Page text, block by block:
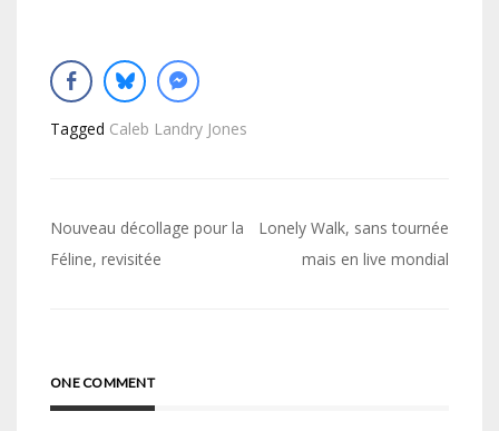
Tagged Caleb Landry Jones
Navigation
de
Nouveau décollage pour la
Féline, revisitée
Lonely Walk, sans tournée
mais en live mondial
ONE COMMENT